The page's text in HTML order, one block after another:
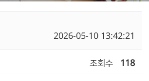
2026-05-10 13:42:21
조회수 118